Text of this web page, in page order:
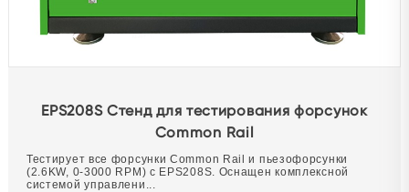
EPS208S Стенд для тестирования форсунок
Common Rail
Тестирует все форсунки Common Rail и пьезофорсунки
(2.6KW, 0-3000 RPM) с EPS208S. Оснащен комплексной
системой управлени...